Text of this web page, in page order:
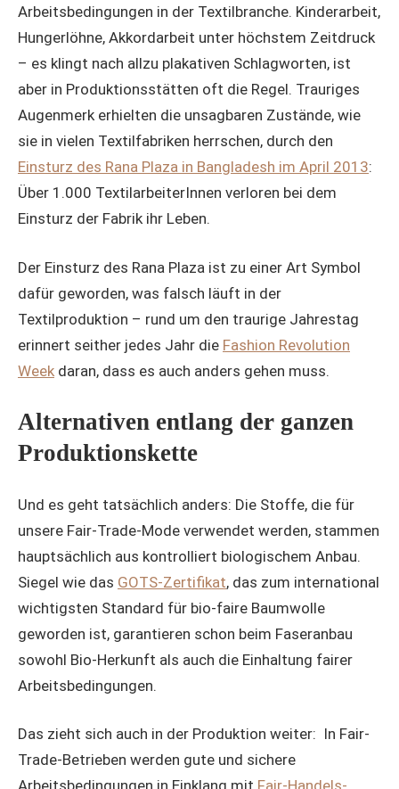
Arbeitsbedingungen in der Textilbranche. Kinderarbeit,
Hungerlöhne, Akkordarbeit unter höchstem Zeitdruck
– es klingt nach allzu plakativen Schlagworten, ist
aber in Produktionsstätten oft die Regel. Trauriges
Augenmerk erhielten die unsagbaren Zustände, wie
sie in vielen Textilfabriken herrschen, durch den
Einsturz des Rana Plaza in Bangladesh im April 2013:
Über 1.000 TextilarbeiterInnen verloren bei dem
Einsturz der Fabrik ihr Leben.
Der Einsturz des Rana Plaza ist zu einer Art Symbol
dafür geworden, was falsch läuft in der
Textilproduktion – rund um den traurige Jahrestag
erinnert seither jedes Jahr die Fashion Revolution
Week daran, dass es auch anders gehen muss.
Alternativen entlang der ganzen
Produktionskette
Und es geht tatsächlich anders: Die Stoffe, die für
unsere Fair-Trade-Mode verwendet werden, stammen
hauptsächlich aus kontrolliert biologischem Anbau.
Siegel wie das GOTS-Zertifikat, das zum international
wichtigsten Standard für bio-faire Baumwolle
geworden ist, garantieren schon beim Faseranbau
sowohl Bio-Herkunft als auch die Einhaltung fairer
Arbeitsbedingungen.
Das zieht sich auch in der Produktion weiter: In Fair-
Trade-Betrieben werden gute und sichere